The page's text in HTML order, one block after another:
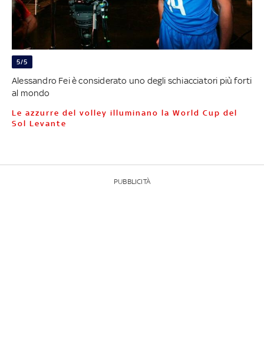
5/5
Alessandro Fei è considerato uno degli schiacciatori più forti
al mondo
Le azzurre del volley illuminano la World Cup del
Sol Levante
PUBBLICITÀ